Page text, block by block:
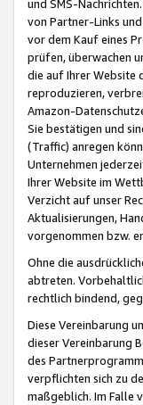
und SMS-
von Partner-Links
vor dem Kauf eines
prüfen, überwachen
die auf Ihrer Website
reproduzieren,
Amazon-
Sie bestätigen und
(Traffic) anregen
Unternehmen
Ihrer Website im
Verzicht auf unser
Aktualisierungen,
vorgenommen bzw.
Ohne die
abtreten.
rechtlich bindend,
Diese Vereinbarung
dieser Vereinbarung
des
verpflichten sich zu
maßgeblich. Im Falle